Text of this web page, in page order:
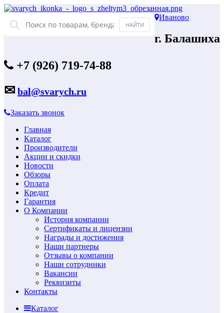
Иваново
г. Балашиха
+7 (926) 719-74-88
✉ bal@svarych.ru
Заказать звонок
Главная
Каталог
Производители
Акции и скидки
Новости
Обзоры
Оплата
Кредит
Гарантия
О Компании
История компании
Сертификаты и лицензии
Награды и достижения
Наши партнеры
Отзывы о компании
Наши сотрудники
Вакансии
Реквизиты
Контакты
Каталог